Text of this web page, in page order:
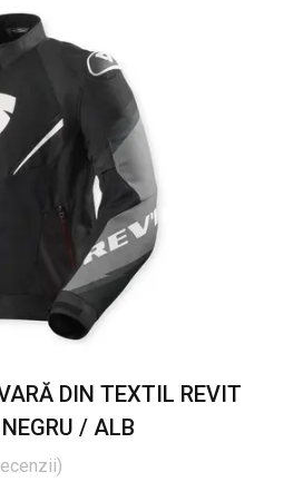
DIN TEXTIL REVIT
/ ALB
)